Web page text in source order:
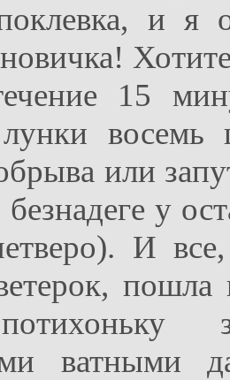
и я
15
восемь
или
у
И
пошла
ватными